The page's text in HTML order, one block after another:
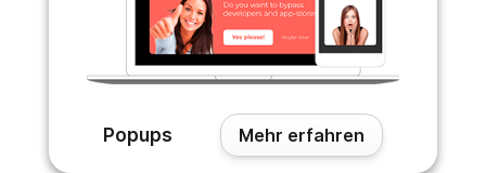
Popups Mehr erfahren